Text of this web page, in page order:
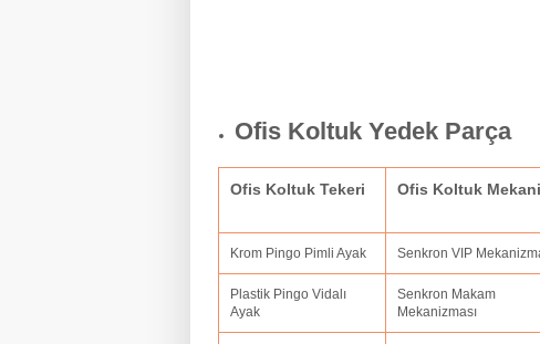
Ofis Koltuk Yedek Parça
Ofis Koltuk Tekeri Ofis Koltuk
Krom Pingo Pimli Ayak Senkron VIP
Plastik Pingo Vidalı
Ayak
Senkron Makam
Mekanizması